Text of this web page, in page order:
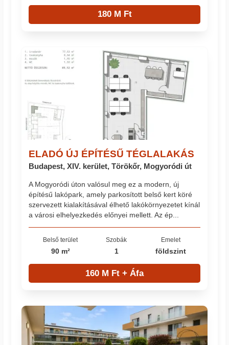
180 M Ft
ELADÓ ÚJ ÉPÍTÉSŰ TÉGLALAKÁS
Budapest, XIV. kerület, Törökőr, Mogyoródi út
A Mogyoródi úton valósul meg ez a modern, új
építésű lakópark, amely parkosított belső kert köré
szervezett kialakításával élhető lakókörnyezetet kínál
a városi elhelyezkedés előnyei mellett. Az ép...
Belső terület
90 m²
Szobák
1
Emelet
földszint
160 M Ft + Áfa